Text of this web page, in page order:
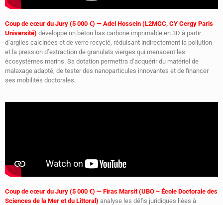
Coup de cœur du Jury (5 000 €) — Adel Hossein (L2MGC, CY Cergy Paris
Université) développe un béton bas carbone imprimable en 3D à partir
d’argiles calcinées et de verre recyclé, réduisant indirectement la pollution
et la pression d’extraction de granulats vierges qui menacent les
écosystèmes marins. Sa dotation permettra d’acquérir du matériel de
malaxage adapté, de tester des nanoparticules innovantes et de financer
ses mobilités doctorales.
Coup de cœur du Jury (5 000 €) — Firas Marsit (UBO – École Doctorale des
Sciences de la Mer et du Littoral) analyse les défis juridiques liées à